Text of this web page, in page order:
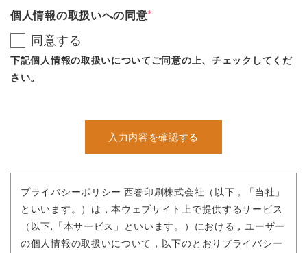
個人情報の取扱いへの同意*
同意する
下記個人情報の取扱いについてご同意の上、チェックしてくだ
さい。
プライバシーポリシー 西巻印刷株式会社（以下，「当社」
といいます。）は，本ウェブサイト上で提供するサービス
（以下,「本サービス」といいます。）における，ユーザー
の個人情報の取扱いについて，以下のとおりプライバシー